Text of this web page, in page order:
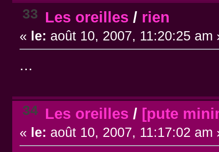
33 Les oreilles / rien
« le: août 10, 2007, 11:20:25 am
...
34 Les oreilles / [pute
« le: août 10, 2007, 11:17:02 am